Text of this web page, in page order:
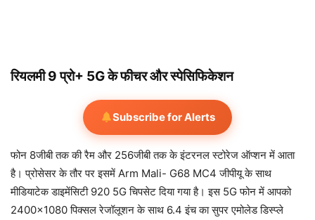
रियलमी 9 प्रो+ 5G के फीचर और स्पेसिफिकेशन
Subscribe for Alerts
फोन 8जीबी तक की रैम और 256जीबी तक के इंटरनल स्टोरेज ऑप्शन में आता
है। प्रोसेसर के तौर पर इसमें Arm Mali- G68 MC4 जीपीयू के साथ
मीडियाटेक डाइमेंसिटी 920 5G चिपसेट दिया गया है। इस 5G फोन में आपको
2400×1080 पिक्सल रेजॉलूशन के साथ 6.4 इंच का सुपर एमोलेड डिस्प्ले